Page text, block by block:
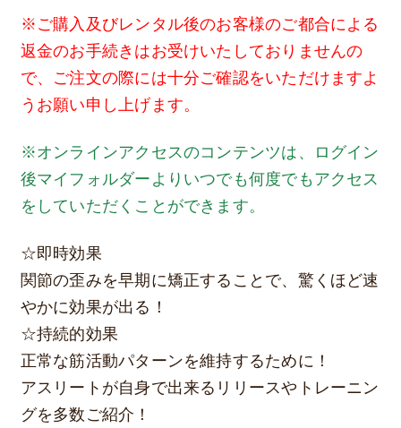
※ご購入及びレンタル後のお客様のご都合による
返金のお手続きはお受けいたしておりませんの
で、ご注文の際には十分ご確認をいただけますよ
うお願い申し上げます。
※オンラインアクセスのコンテンツは、ログイン
後マイフォルダーよりいつでも何度でもアクセス
をしていただくことができます。
☆即時効果
関節の歪みを早期に矯正することで、驚くほど速
やかに効果が出る！
☆持続的効果
正常な筋活動パターンを維持するために！
アスリートが自身で出来るリリースやトレーニン
グを多数ご紹介！